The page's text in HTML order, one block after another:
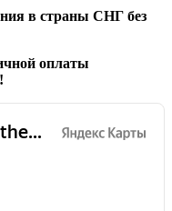
в страны СНГ без
оплаты